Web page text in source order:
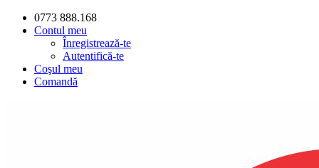
0773 888.168
Contul meu
Înregistrează-te
Autentifică-te
Coşul meu
Comandă